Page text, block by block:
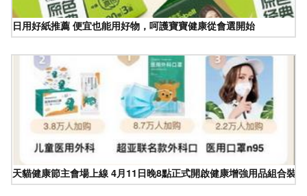
日用好紙推薦 便宜也能用好物，呵護寶寶健康從會選開始
天貓健康節主會場上線 4月11日晚8點正式開啟健康增強用品組合裝